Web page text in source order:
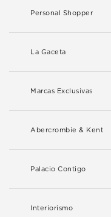
Personal Shopper
La Gaceta
Marcas Exclusivas
Abercrombie & Kent
Palacio Contigo
Interiorismo